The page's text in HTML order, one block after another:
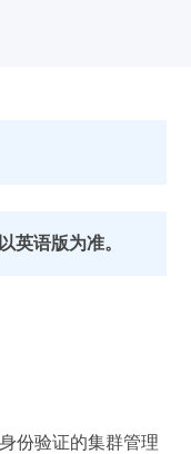
英语版为准。
份验证的集群管理